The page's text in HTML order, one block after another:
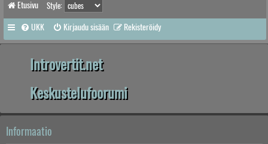
Etusivu Style:
UKK Kirjaudu sisään Rekisteröidy
Introvertit.net
Keskustelufoorumi
Informaatio